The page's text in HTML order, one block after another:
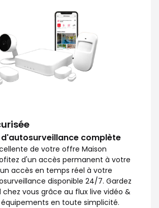
d'autosurveillance complète
de votre offre Maison
d'un accès permanent à votre
accès en temps réel à votre
disponible 24/7. Gardez
vous grâce au flux live vidéo &
équipements en toute simplicité.